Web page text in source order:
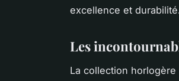
excellence et
Les
La collection